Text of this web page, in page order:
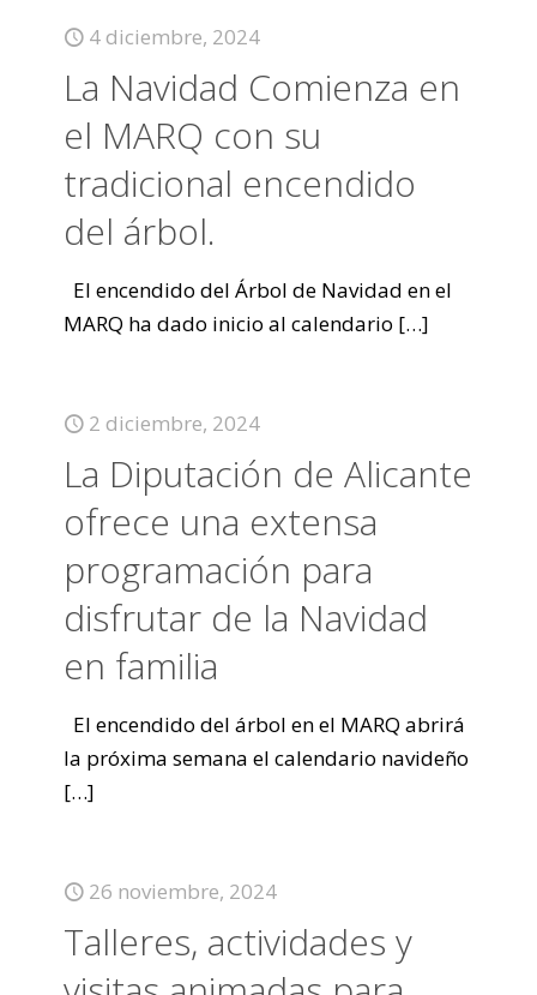
4 diciembre, 2024
La Navidad Comienza en
el MARQ con su
tradicional encendido
del árbol.
El encendido del Árbol de Navidad en el
MARQ ha dado inicio al calendario […]
2 diciembre, 2024
La Diputación de Alicante
ofrece una extensa
programación para
disfrutar de la Navidad
en familia
El encendido del árbol en el MARQ abrirá
la próxima semana el calendario navideño
[…]
26 noviembre, 2024
Talleres, actividades y